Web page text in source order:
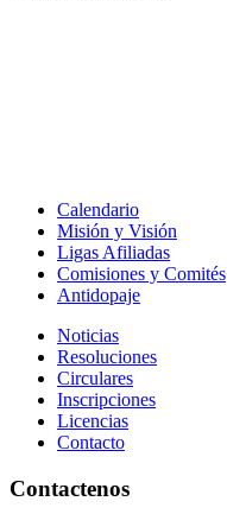
Calendario
Misión y Visión
Ligas Afiliadas
Comisiones y Comités
Antidopaje
Noticias
Resoluciones
Circulares
Inscripciones
Licencias
Contacto
Contactenos